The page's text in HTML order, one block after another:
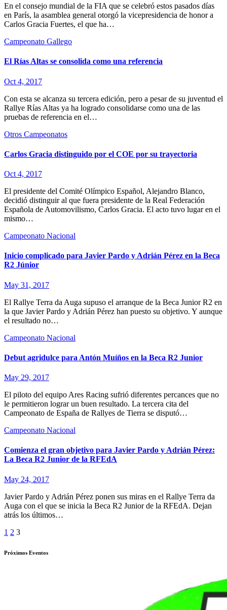
En el consejo mundial de la FIA que se celebró estos pasados días
en París, la asamblea general otorgó la vicepresidencia de honor a
Carlos Gracia Fuertes, el que ha…
Campeonato Gallego
El Rías Altas se consolida como una referencia
Oct 4, 2017
Con esta se alcanza su tercera edición, pero a pesar de su juventud el
Rallye Rías Altas ya ha logrado consolidarse como una de las
pruebas de referencia en el…
Otros Campeonatos
Carlos Gracia distinguido por el COE por su trayectoria
Oct 4, 2017
El presidente del Comité Olímpico Español, Alejandro Blanco,
decidió distinguir al que fuera presidente de la Real Federación
Española de Automovilismo, Carlos Gracia. El acto tuvo lugar en el
mismo…
Campeonato Nacional
Inicio complicado para Javier Pardo y Adrián Pérez en la Beca
R2 Júnior
May 31, 2017
El Rallye Terra da Auga supuso el arranque de la Beca Junior R2 en
la que Javier Pardo y Adrián Pérez han puesto su objetivo. Y aunque
el resultado no…
Campeonato Nacional
Debut agridulce para Antón Muíños en la Beca R2 Junior
May 29, 2017
El piloto del equipo Ares Racing sufrió diferentes percances que no
le permitieron lograr un buen resultado. La tercera cita del
Campeonato de España de Rallyes de Tierra se disputó…
Campeonato Nacional
Comienza el gran objetivo para Javier Pardo y Adrián Pérez:
La Beca R2 Junior de la RFEdA
May 24, 2017
Javier Pardo y Adrián Pérez ponen sus miras en el Rallye Terra da
Auga con el que se inicia la Beca R2 Junior de la RFEdA. Dejan
atrás los últimos…
Paginación
de
1 2 3
Próximos Eventos